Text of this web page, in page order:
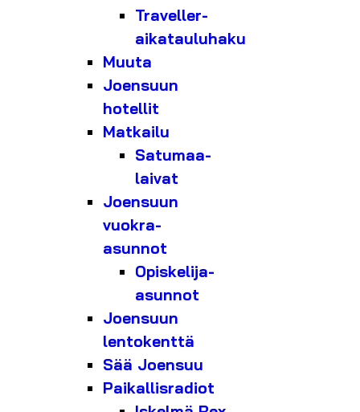
Traveller-
aikatauluhaku
Muuta
Joensuun
hotellit
Matkailu
Satumaa-
laivat
Joensuun
vuokra-
asunnot
Opiskelija-
asunnot
Joensuun
lentokenttä
Sää Joensuu
Paikallisradiot